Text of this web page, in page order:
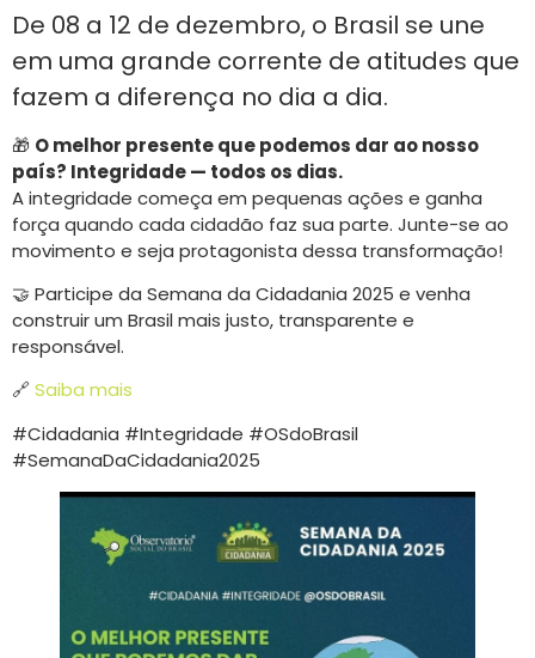
De 08 a 12 de dezembro, o Brasil se une
em uma grande corrente de atitudes que
fazem a diferença no dia a dia.
🎁 O melhor presente que podemos dar ao nosso
país? Integridade — todos os dias.
A integridade começa em pequenas ações e ganha
força quando cada cidadão faz sua parte. Junte-se ao
movimento e seja protagonista dessa transformação!
🤝 Participe da Semana da Cidadania 2025 e venha
construir um Brasil mais justo, transparente e
responsável.
🔗 Saiba mais
#Cidadania #Integridade #OSdoBrasil
#SemanaDaCidadania2025